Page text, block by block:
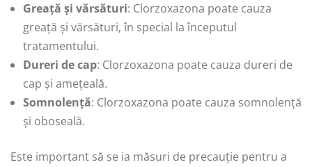
Greață și vărsături: Clorzoxazona poate cauza
greață și vărsături, în special la începutul
tratamentului.
Dureri de cap: Clorzoxazona poate cauza dureri de
cap și amețeală.
Somnolență: Clorzoxazona poate cauza somnolență
și oboseală.
Este important să se ia măsuri de precauție pentru a